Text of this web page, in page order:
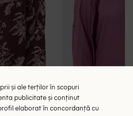
și ale terților în scopuri
publicitate și conținut
elaborat în concordanță cu